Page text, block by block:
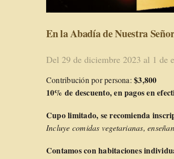
En la Abadía de Nuestra
Del 29 de diciembre 2023 al 1 de
Contribución por persona: $3,800
10% de descuento, en pagos en
Cupo limitado, se recomienda
Incluye comidas vegetarianas,
Contamos con habitaciones